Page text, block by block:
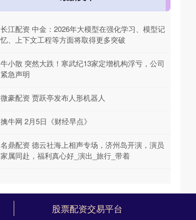
长江配资 中金：2026年大模型在强化学习、模型记
忆、上下文工程等方面将取得更多突破
牛小散 突然大跌！寒武纪13家定增机构浮亏，公司
紧急声明
微豪配资 贾跃亭发布人形机器人
擒牛网 2月5日《财经早点》
名鼎配资 德云社海上相声专场，济州岛开演，演员
家属同赴，福利真心好_演出_旅行_带着
股票配资交易平台